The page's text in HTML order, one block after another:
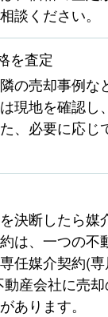
談ください。
を査定
の売却事例な
現地を確認し
、必要に応じ
決断したら媒
は、一つの不
任媒介契約(
産会社に売
あります。